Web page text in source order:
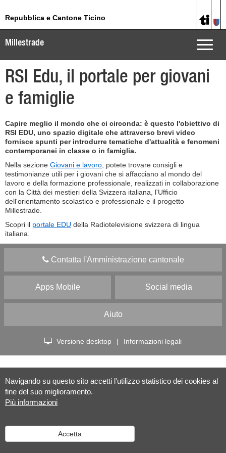
Navigando su questo sito accetti l'utilizzo statistico dei cookies al
fine del suo miglioramento.
Più informazioni
Accetta
Repubblica e Cantone Ticino
Toggle
Millestrade
RSI Edu, il portale per giovani
e famiglie
Capire meglio il mondo che ci circonda: è questo l'obiettivo di
RSI EDU, uno spazio digitale che attraverso brevi video
fornisce spunti per introdurre tematiche d'attualità e fenomeni
contemporanei in classe o in famiglia.
Nella sezione Giovani e lavoro , potete trovare consigli e
testimonianze utili per i giovani che si affacciano al mondo del
lavoro e della formazione professionale, realizzati in collaborazione
con la Città dei mestieri della Svizzera italiana, l'Ufficio
dell'orientamento scolastico e professionale e il progetto
Millestrade.
Scopri il portale EDU della Radiotelevisione svizzera di lingua
italiana.
Contatta l'Amministrazione cantonale
Apps Mobile Social media
Aiuto
Versione desktop | Informazioni legali